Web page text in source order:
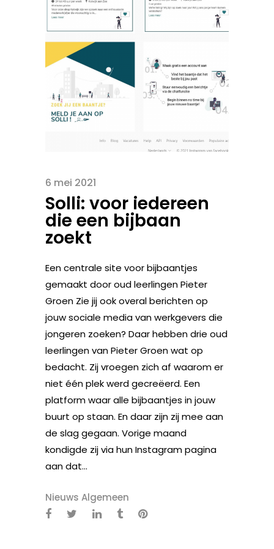
6 mei 2021
Solli: voor iedereen
die een bijbaan
zoekt
Een centrale site voor bijbaantjes
gemaakt door oud leerlingen Pieter
Groen Zie jij ook overal berichten op
jouw sociale media van werkgevers die
jongeren zoeken? Daar hebben drie oud
leerlingen van Pieter Groen wat op
bedacht. Zij vroegen zich af waarom er
niet één plek werd gecreëerd. Een
platform waar alle bijbaantjes in jouw
buurt op staan. En daar zijn zij mee aan
de slag gegaan. Vorige maand
kondigde zij via hun Instagram pagina
aan dat...
Nieuws Algemeen